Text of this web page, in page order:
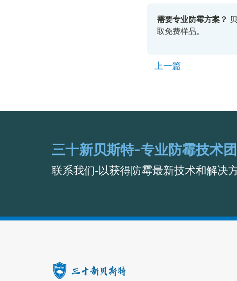
需要专业防霉方案？
取免费样品。
上一篇
三十新贝斯特-专业防霉技术
联系我们-以获得防霉最新技术和解决方